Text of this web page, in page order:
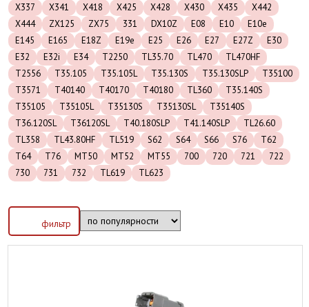
X337
X341 X418 X425 X428 X430 X435
X442
X444
ZX125 ZX75 331 DX10Z E08 E10
E10e
E145
E165 E18Z E19e E25 E26 E27 E27Z
E30
E32
E32i E34 T2250 TL35.70 TL470
TL470HF
T2556
T35.105 T35.105L T35.130S T35.130SLP
T35100
T3571
T40140 T40170 T40180 TL360
T35.140S
T35105
T35105L T35130S T35130SL
T35140S
T36.120SL
T36120SL T40.180SLP T41.140SLP
TL26.60
TL358
TL43.80HF TL519 S62 S64 S66 S76
T62
T64
T76 MT50 MT52 MT55 700 720 721
722
730
731 732 TL619 TL623
фильтр